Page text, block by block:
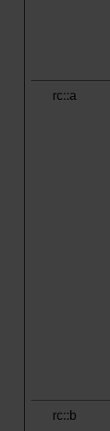
rc::a
rc::b